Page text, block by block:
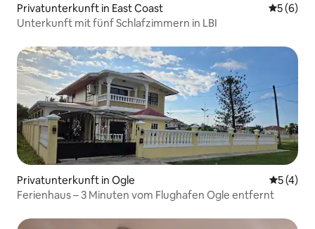
Privatunterkunft in East Coast
5 (6)
Unterkunft mit fünf Schlafzimmern in LBI
Privatunterkunft in Ogle
5 (4)
Ferienhaus – 3 Minuten vom Flughafen Ogle entfernt